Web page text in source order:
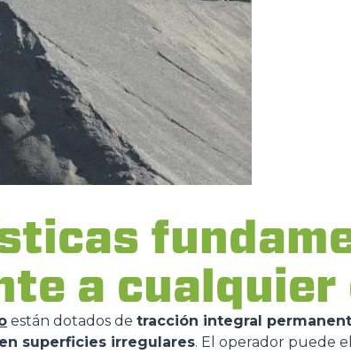
a cualquier
están dotados de tracción integral
superficies irregulares. El operador puede